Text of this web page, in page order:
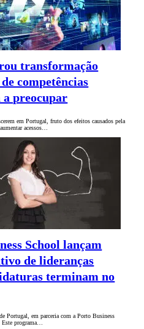
transformação
competências
preocupar
em Portugal, fruto dos efeitos causados pela
acessos…
School lançam
de lideranças
terminam no
Portugal, em parceria com a Porto Business
Este programa…